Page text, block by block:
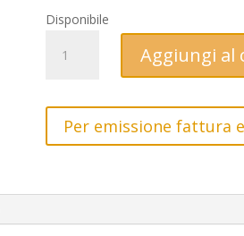
Disponibile
Riforma
a
Vicenza
dominio
Veneto
Aggiungi al
Per emissione fattura